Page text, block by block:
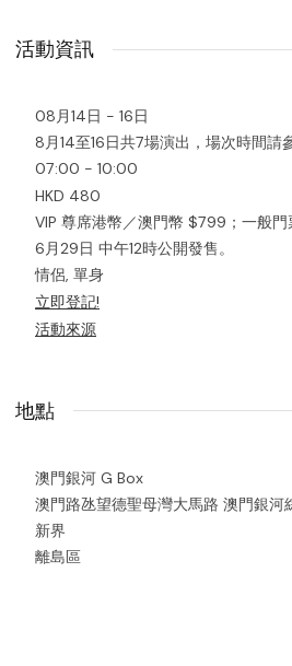
活動資訊
08月14日 - 16日
8月14至16日共7場演出，場次時間請
07:00 - 10:00
HKD 480
VIP 尊席港幣／澳門幣 $799；一般
6月29日 中午12時公開發售。
情侶, 單身
立即登記!
活動來源
地點
澳門銀河 G Box
澳門路氹望德聖母灣大馬路 澳門銀河
新界
離島區